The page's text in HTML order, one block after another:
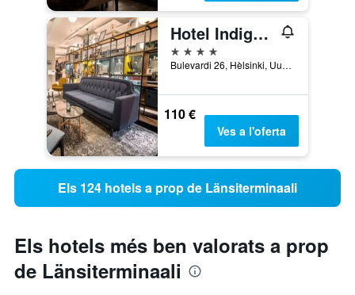
Hotel Indigo Helsinki - Boulevard By IHG
4 estrelles
Bulevardi 26, Hèlsinki, Uusimaa, Finlàndia
110 €
Ves a l'oferta
Els 124 hotels a prop de Länsiterminaali
Els hotels més ben valorats a prop
de Länsiterminaali